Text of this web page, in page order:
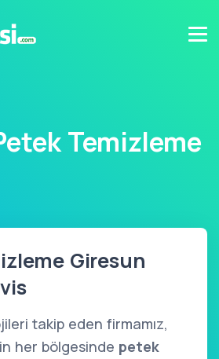
Temizleme
Giresun
takip eden firmamız,
her bölgesinde petek